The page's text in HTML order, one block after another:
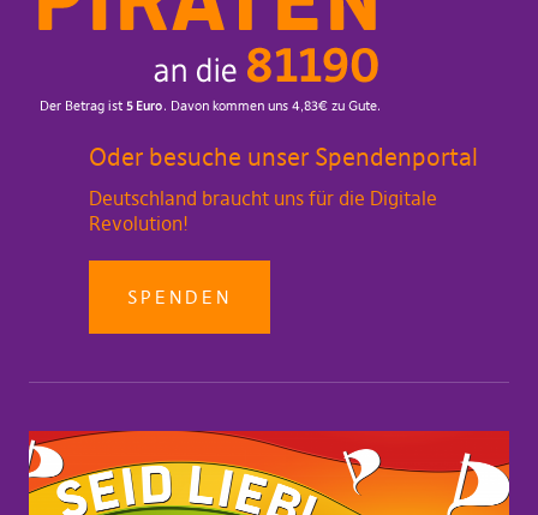
Oder besuche unser Spendenportal
Deutschland braucht uns für die Digitale
Revolution!
SPENDEN